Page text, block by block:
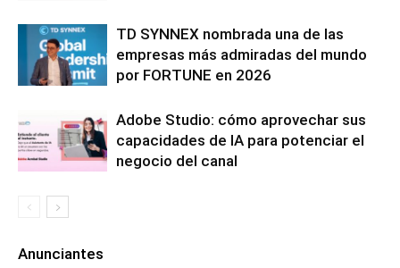
TD SYNNEX nombrada una de las
empresas más admiradas del mundo
por FORTUNE en 2026
Adobe Studio: cómo aprovechar sus
capacidades de IA para potenciar el
negocio del canal
Anunciantes